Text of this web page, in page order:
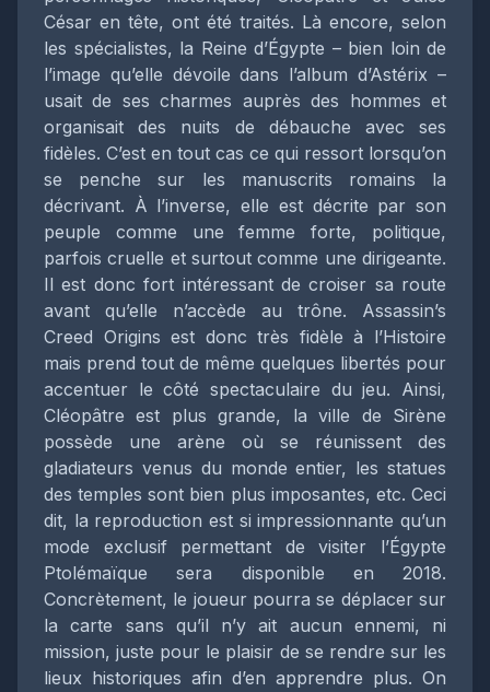
César en tête, ont été traités. Là encore, selon
les spécialistes, la Reine d’Égypte – bien loin de
l’image qu’elle dévoile dans l’album d’Astérix –
usait de ses charmes auprès des hommes et
organisait des nuits de débauche avec ses
fidèles. C’est en tout cas ce qui ressort lorsqu’on
se penche sur les manuscrits romains la
décrivant. À l’inverse, elle est décrite par son
peuple comme une femme forte, politique,
parfois cruelle et surtout comme une dirigeante.
Il est donc fort intéressant de croiser sa route
avant qu’elle n’accède au trône. Assassin’s
Creed Origins est donc très fidèle à l’Histoire
mais prend tout de même quelques libertés pour
accentuer le côté spectaculaire du jeu. Ainsi,
Cléopâtre est plus grande, la ville de Sirène
possède une arène où se réunissent des
gladiateurs venus du monde entier, les statues
des temples sont bien plus imposantes, etc. Ceci
dit, la reproduction est si impressionnante qu’un
mode exclusif permettant de visiter l’Égypte
Ptolémaïque sera disponible en 2018.
Concrètement, le joueur pourra se déplacer sur
la carte sans qu’il n’y ait aucun ennemi, ni
mission, juste pour le plaisir de se rendre sur les
lieux historiques afin d’en apprendre plus. On